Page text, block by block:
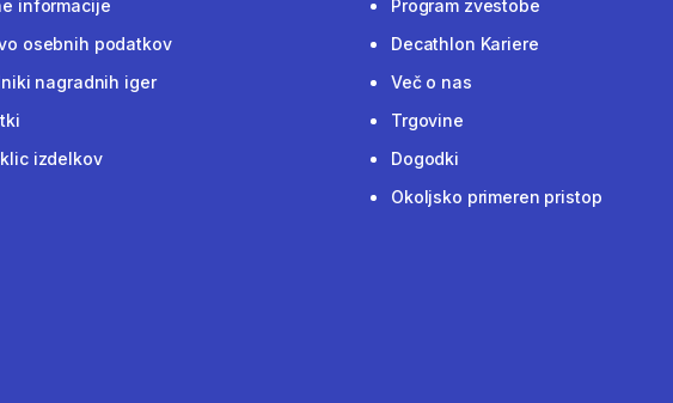
informacije
osebnih podatkov
nagradnih iger
izdelkov
Program zvestobe
Decathlon Kariere
Več o nas
Trgovine
Dogodki
Okoljsko primeren pristop